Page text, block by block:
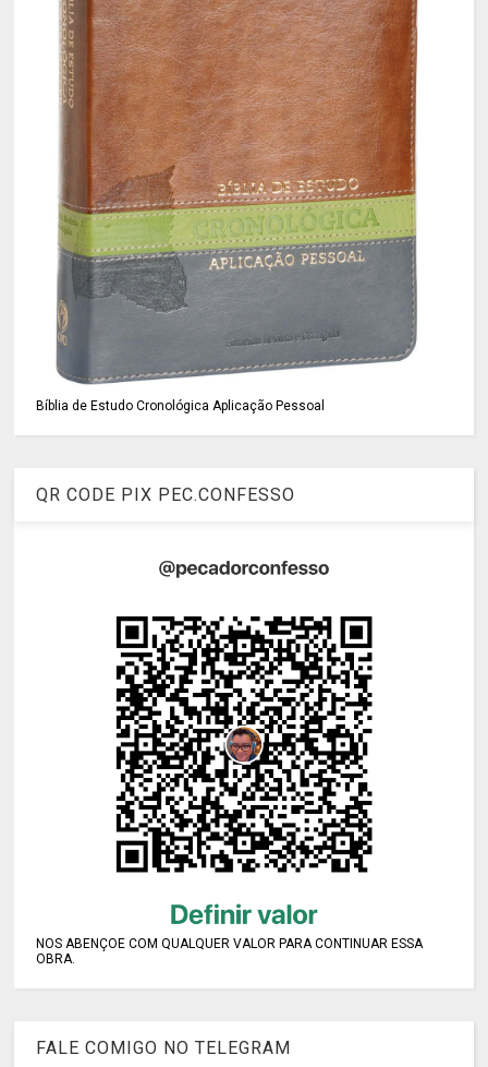
Bíblia de Estudo Cronológica Aplicação Pessoal
QR CODE PIX PEC.CONFESSO
NOS ABENÇOE COM QUALQUER VALOR PARA CONTINUAR ESSA
OBRA.
FALE COMIGO NO TELEGRAM